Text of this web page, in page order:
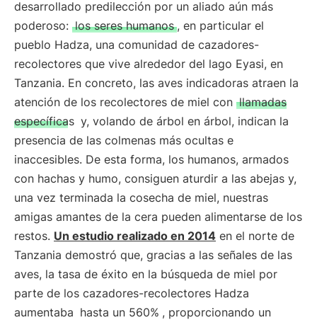
desarrollado predilección por un aliado aún más
poderoso: los seres humanos , en particular el
pueblo Hadza, una comunidad de cazadores-
recolectores que vive alrededor del lago Eyasi, en
Tanzania. En concreto, las aves indicadoras atraen la
atención de los recolectores de miel con llamadas
específicas y, volando de árbol en árbol, indican la
presencia de las colmenas más ocultas e
inaccesibles. De esta forma, los humanos, armados
con hachas y humo, consiguen aturdir a las abejas y,
una vez terminada la cosecha de miel, nuestras
amigas amantes de la cera pueden alimentarse de los
restos. Un estudio realizado en 2014 en el norte de
Tanzania demostró que, gracias a las señales de las
aves, la tasa de éxito en la búsqueda de miel por
parte de los cazadores-recolectores Hadza
aumentaba hasta un 560% , proporcionando un